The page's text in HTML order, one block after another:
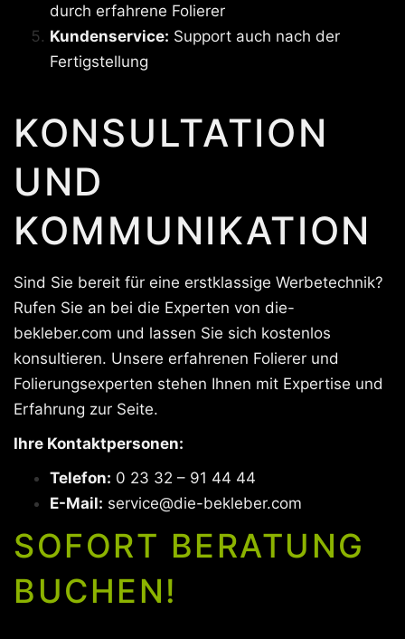
durch erfahrene Folierer
Kundenservice: Support auch nach der
Fertigstellung
KONSULTATION
UND
KOMMUNIKATION
Sind Sie bereit für eine erstklassige Werbetechnik?
Rufen Sie an bei die Experten von die-
bekleber.com und lassen Sie sich kostenlos
konsultieren. Unsere erfahrenen Folierer und
Folierungsexperten stehen Ihnen mit Expertise und
Erfahrung zur Seite.
Ihre Kontaktpersonen:
Telefon: 0 23 32 – 91 44 44
E-Mail: service@die-bekleber.com
SOFORT BERATUNG
BUCHEN!